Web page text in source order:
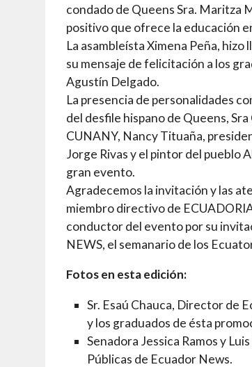
condado de Queens Sra. Maritza
positivo que ofrece la educación
La asambleísta Ximena Peña,
su mensaje de felicitación a los
Agustín Delgado.
La presencia de personalidades
del desfile hispano de Queens,
CUNANY, Nancy Tituaña,
Jorge Rivas y el pintor del pueblo
gran evento.
Agradecemos la invitación y las
miembro directivo de
conductor del evento por su
NEWS, el semanario de los
Fotos en esta edición:
Sr. Esaú Chauca, Director de
y los graduados de ésta
Senadora Jessica Ramos y
Públicas de Ecuador News.